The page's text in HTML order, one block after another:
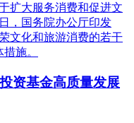
扩大服务消费和促进文
，国务院办公厅印发
文化和旅游消费的若干
施。
资基金高质量发展